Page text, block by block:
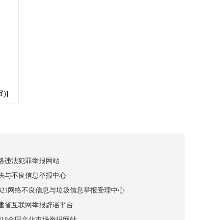
)]
违法犯罪举报网站
与不良信息举报中心
网络不良信息与垃圾信息举报受理中心
省互联网举报辟谣平台